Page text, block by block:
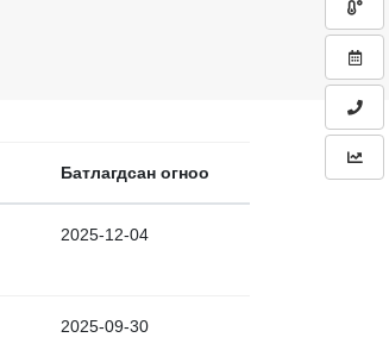
Батлагдсан огноо
2025-12-04
2025-09-30